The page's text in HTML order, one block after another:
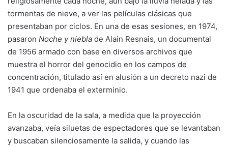
tormentas de nieve, a ver las películas clásicas que
presentaban por ciclos. En una de esas sesiones, en 1974,
pasaron Noche y niebla de Alain Resnais, un documental
de 1956 armado con base en diversos archivos que
muestra el horror del genocidio en los campos de
concentración, titulado así en alusión a un decreto nazi de
1941 que ordenaba el exterminio.
En la oscuridad de la sala, a medida que la proyección
avanzaba, veía siluetas de espectadores que se levantaban
y buscaban silenciosamente la salida, y cuando las